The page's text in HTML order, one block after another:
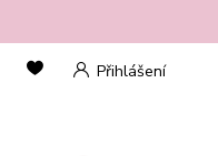
Přihlášení